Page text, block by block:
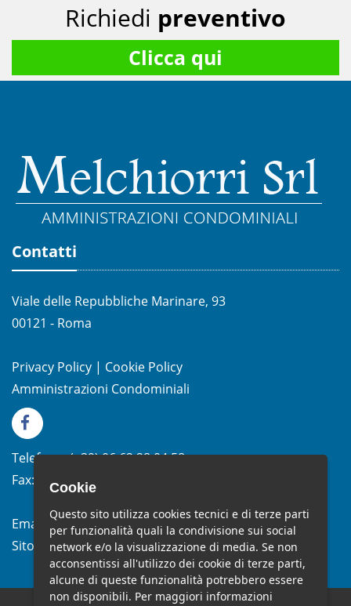
Richiedi preventivo
Clicca qui
Contatti
Viale delle Repubbliche Marinare, 93
00121 - Roma
Privacy Policy | Cookie Policy
Amministrazioni Condominiali
Telefono:(+39)06.62.28.04.58
Fax:
(+39) 06.99.33.19.10
Email: info@studiomelchiorri.it
Sito Web:www.stmelchiorri.it
Cookie
Questo sito utilizza cookies tecnici e di terze parti
per funzionalità quali la condivisione sui social
network e/o la visualizzazione di media. Se non
acconsentissi all'utilizzo dei cookie di terze parti,
alcune di queste funzionalità potrebbero essere
non disponibili. Per maggiori informazioni